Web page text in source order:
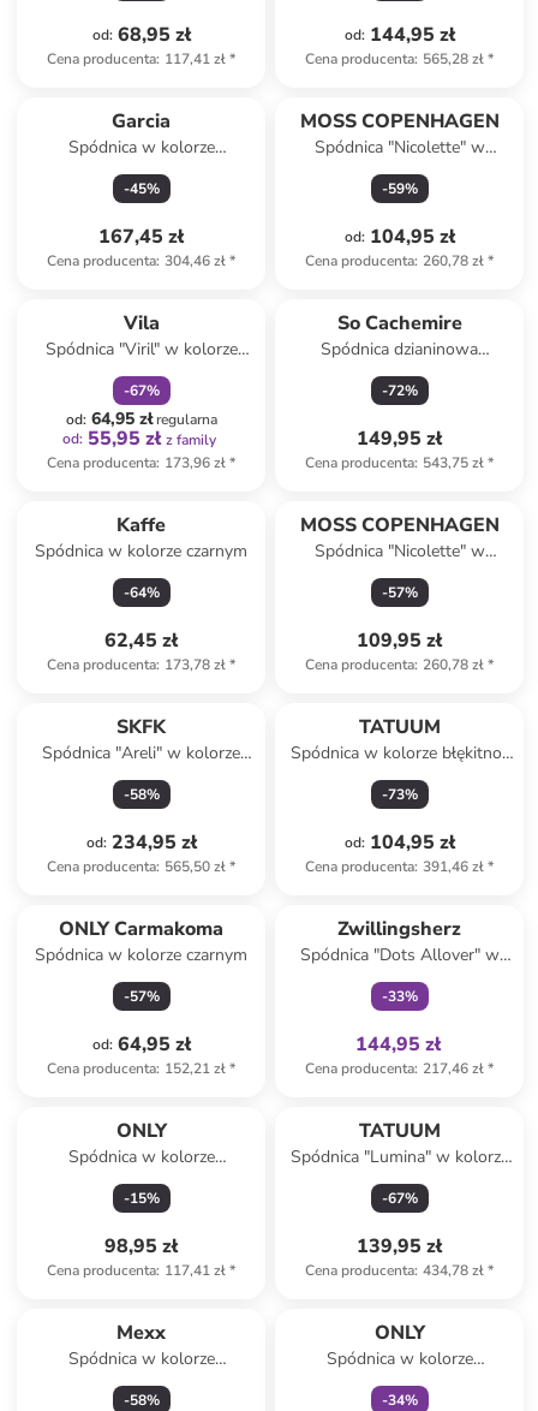
od: 68,95 zł
Cena producenta: 117,41 zł*
od: 144,95 zł
Cena producenta: 565,28 zł*
Garcia
Spódnica w kolorze
jasnobrązowym
-45%
167,45 zł
Cena producenta: 304,46 zł*
MOSS COPENHAGEN
Spódnica "Nicolette" w
kolorze zielonym
-59%
od: 104,95 zł
Cena producenta: 260,78 zł*
Vila
Spódnica "Viril" w kolorze
czarnym
-67%
od: 64,95 złregularna
od: 55,95 zł z family
Cena producenta: 173,96 zł*
So Cachemire
Spódnica dzianinowa
"Doristo" w kolorze
bordowym
-72%
149,95 zł
Cena producenta: 543,75 zł*
Kaffe
Spódnica w kolorze czarnym
-64%
62,45 zł
Cena producenta: 173,78 zł*
MOSS COPENHAGEN
Spódnica "Nicolette" w
kolorze niebieskim
-57%
109,95 zł
Cena producenta: 260,78 zł*
SKFK
Spódnica "Areli" w kolorze
biało-niebieskim
-58%
od: 234,95 zł
Cena producenta: 565,50 zł*
TATUUM
Spódnica w kolorze błękitno-
pomarańczowym
-73%
od: 104,95 zł
Cena producenta: 391,46 zł*
ONLY Carmakoma
Spódnica w kolorze czarnym
-57%
od: 64,95 zł
Cena producenta: 152,21 zł*
Zwillingsherz
Spódnica "Dots Allover" w
kolorze czarnym
-33%
144,95 zł
Cena producenta: 217,46 zł*
ONLY
Spódnica w kolorze
turkusowym
-15%
98,95 zł
Cena producenta: 117,41 zł*
TATUUM
Spódnica "Lumina" w kolorze
czarnym
-67%
139,95 zł
Cena producenta: 434,78 zł*
Mexx
Spódnica w kolorze
granatowym
-58%
ONLY
Spódnica w kolorze
kremowym
-34%